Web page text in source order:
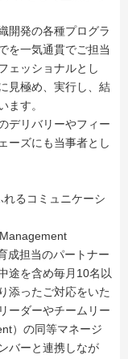
開発の各種プログラ
を一気通貫でご担当
ェッショナルとし
見極め、実行し、結
ます。
デリバリーやフィー
ーズにも当事者とし
るコミュニケーシ
成担当のパートナー
途を含め毎月10名以
添ったご対応をいた
ーダーやチームリー
）の同等マネージ
バーと連携しなが